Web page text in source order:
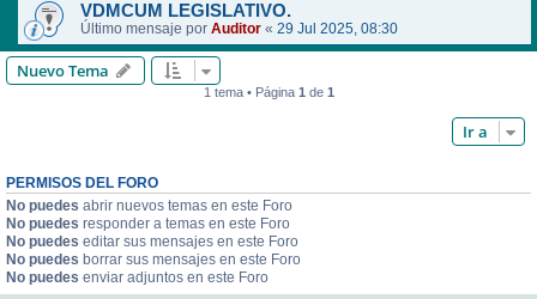
VDMCUM LEGISLATIVO.
Último mensaje por Auditor « 29 Jul 2025, 08:30
Nuevo Tema
1 tema • Página 1 de 1
Ir a
PERMISOS DEL FORO
No puedes abrir nuevos temas en este Foro
No puedes responder a temas en este Foro
No puedes editar sus mensajes en este Foro
No puedes borrar sus mensajes en este Foro
No puedes enviar adjuntos en este Foro